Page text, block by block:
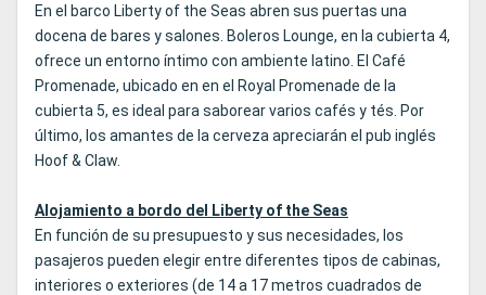
En el barco Liberty of the Seas abren sus puertas una
docena de bares y salones. Boleros Lounge, en la cubierta 4,
ofrece un entorno íntimo con ambiente latino. El Café
Promenade, ubicado en en el Royal Promenade de la
cubierta 5, es ideal para saborear varios cafés y tés. Por
último, los amantes de la cerveza apreciarán el pub inglés
Hoof & Claw.
Alojamiento a bordo del Liberty of the Seas
En función de su presupuesto y sus necesidades, los
pasajeros pueden elegir entre diferentes tipos de cabinas,
interiores o exteriores (de 14 a 17 metros cuadrados de